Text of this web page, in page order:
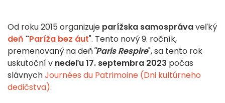
Od roku 2015 organizuje parížska samosprávaveľký
deň "Paríža bez áut". Tento nový 9. ročník,
premenovaný na deň"Paris Respire", sa tento rok
uskutoční v nedeľu 17. septembra 2023 počas
slávnychJournées du Patrimoine (Dni kultúrneho
dedičstva).